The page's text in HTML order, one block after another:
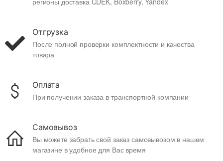
Отгрузка
После полной проверки комплектности и качества
товара
Оплата
При получении заказа в транспортной компании
Самовывоз
Вы можете забрать свой заказ самовывозом в нашем
магазине в удобное для Вас время